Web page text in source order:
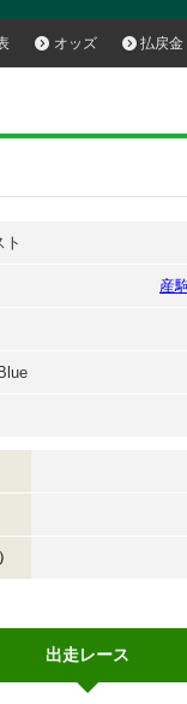
オッズ 払戻金
ト
産
出走レース